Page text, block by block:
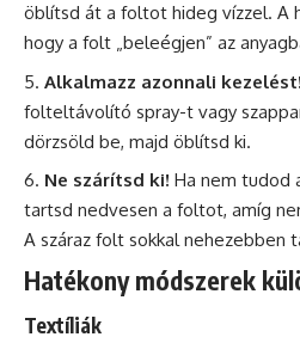
öblítsd át a foltot hideg vízzel. A
hogy a folt „beleégjen” az
Alkalmazz azonnali kezelést!
folteltávolító spray-t vagy
dörzsöld be, majd öblítsd ki.
Ne szárítsd ki! Ha nem tudod
tartsd nedvesen a foltot, amíg
A száraz folt sokkal nehezebben
Hatékony módszerek
Textíliák